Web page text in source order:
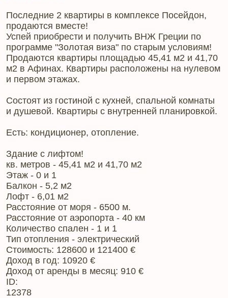
Последние 2 квартиры в комплексе Посейдон,
продаются вместе!
Успей приобрести и получить ВНЖ Греции по
программе "Золотая виза" по старым условиям!
Продаются квартиры площадью 45,41 м2 и 41,70
м2 в Афинах. Квартиры расположены на нулевом
и первом этажах.
Состоят из гостиной с кухней, спальной комнаты
и душевой. Квартиры с внутренней планировкой.
Есть: кондиционер, отопление.
Здание с лифтом!
кв. метров - 45,41 м2 и 41,70 м2
Этаж - 0 и 1
Балкон - 5,2 м2
Лофт - 6,01 м2
Расстояние от моря - 6500 м.
Расстояние от аэропорта - 40 км
Количество спален - 1 и 1
Тип отопления - электрический
Стоимость: 128600 и 121400 €
Доход в год: 10920 €
Доход от аренды в месяц: 910 €
ID:
12378